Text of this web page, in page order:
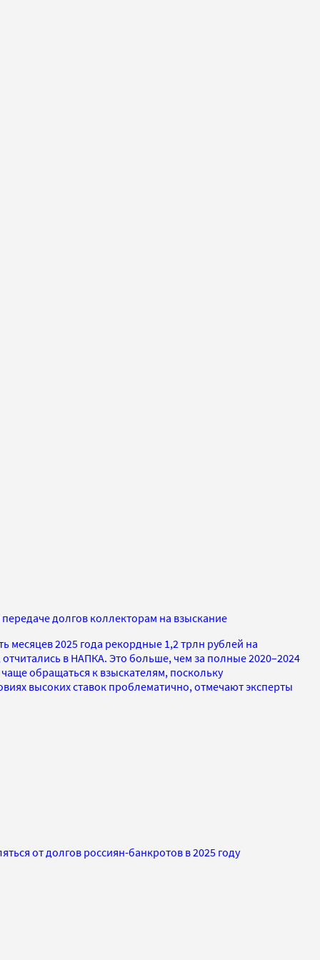
долгов коллекторам на взыскание
месяцев 2025 года рекордные 1,2 трлн рублей на
отчитались в НАПКА. Это больше, чем за полные 2020–2024
обращаться к взыскателям, поскольку
высоких ставок проблематично, отмечают эксперты
от долгов россиян-банкротов в 2025 году